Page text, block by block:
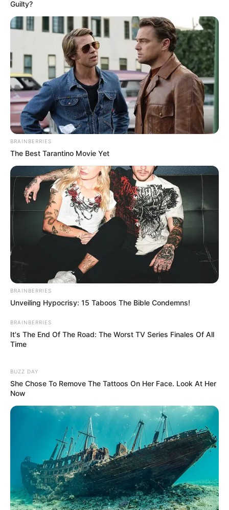
Guilty?
BRAINBERRIES
The Best Tarantino Movie Yet
BRAINBERRIES
Unveiling Hypocrisy: 15 Taboos The Bible Condemns!
BRAINBERRIES
It's The End Of The Road: The Worst TV Series Finales Of All
Time
BUZZ DAY
She Chose To Remove The Tattoos On Her Face. Look At Her
Now